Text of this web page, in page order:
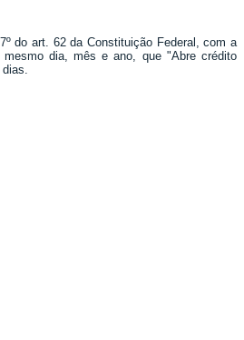
do art. 62 da Constituição Federal, com a
dia, mês e ano, que "Abre crédito